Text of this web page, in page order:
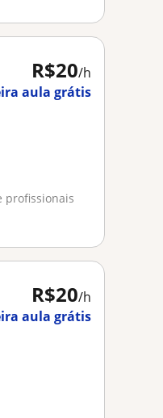
R$20/h
aula grátis
profissionais
R$20/h
aula grátis